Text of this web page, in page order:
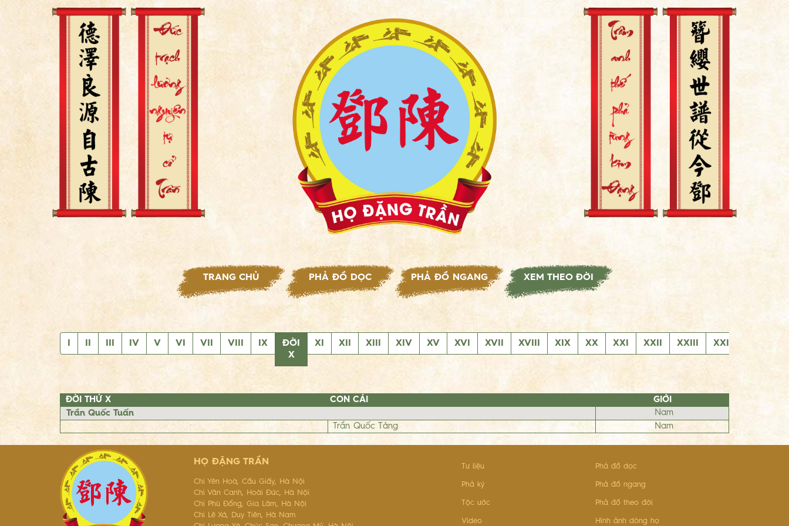
TRANG CHỦ PHẢ ĐỒ DỌC PHẢ ĐỒ NGANG XEM THEO ĐỜI
IV V VI VII VIII IX
ĐỜI
X
XI XII XIII XIV XV XVI XVII XVIII XIX XX XXI XXII XXIII XXIV
ĐỜI THỨ X CON CÁI
GIỚI
Trần Quốc Tuấn
Nam
Trần Quốc Tảng
Nam
HỌ ĐẶNG TRẦN
Chi Yên Hoà, Cầu Giấy, Hà Nội
Chi Vân Canh, Hoài Đức, Hà Nội
Chi Phù Đổng, Gia Lâm, Hà Nội
Chi Lê Xá, Duy Tiên, Hà Nam
Tư liệu
Phả ký
Tộc ước
Video
Phả đồ dọc
Phả đồ ngang
Phả đồ theo đời
Hình ảnh dòng họ